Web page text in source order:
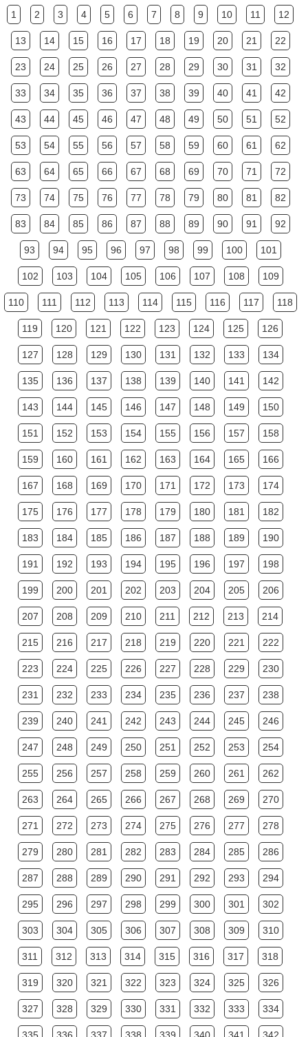
1 2 3 4 5 6 7 8 9 10 11 12
13 14 15 16 17 18 19 20 21 22
23 24 25 26 27 28 29 30 31 32
33 34 35 36 37 38 39 40 41 42
43 44 45 46 47 48 49 50 51 52
53 54 55 56 57 58 59 60 61 62
63 64 65 66 67 68 69 70 71 72
73 74 75 76 77 78 79 80 81 82
83 84 85 86 87 88 89 90 91 92
93 94 95 96 97 98 99 100 101
102 103 104 105 106 107 108 109
110 111 112 113 114 115 116 117 118
119 120 121 122 123 124 125 126
127 128 129 130 131 132 133 134
135 136 137 138 139 140 141 142
143 144 145 146 147 148 149 150
151 152 153 154 155 156 157 158
159 160 161 162 163 164 165 166
167 168 169 170 171 172 173 174
175 176 177 178 179 180 181 182
183 184 185 186 187 188 189 190
191 192 193 194 195 196 197 198
199 200 201 202 203 204 205 206
207 208 209 210 211 212 213 214
215 216 217 218 219 220 221 222
223 224 225 226 227 228 229 230
231 232 233 234 235 236 237 238
239 240 241 242 243 244 245 246
247 248 249 250 251 252 253 254
255 256 257 258 259 260 261 262
263 264 265 266 267 268 269 270
271 272 273 274 275 276 277 278
279 280 281 282 283 284 285 286
287 288 289 290 291 292 293 294
295 296 297 298 299 300 301 302
303 304 305 306 307 308 309 310
311 312 313 314 315 316 317 318
319 320 321 322 323 324 325 326
327 328 329 330 331 332 333 334